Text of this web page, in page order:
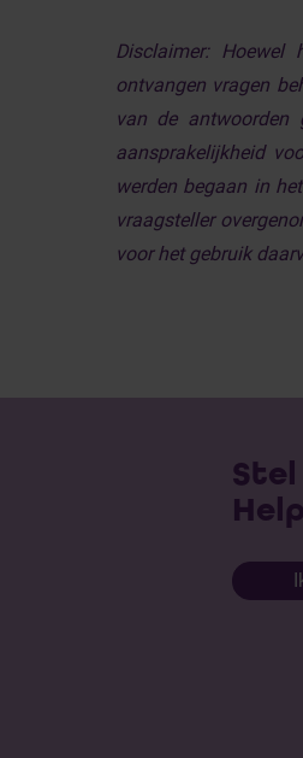
Disclaimer: Hoewel
ontvangen vragen
van de antwoorden
aansprakelijkheid
werden begaan in
vraagsteller
voor het gebruik